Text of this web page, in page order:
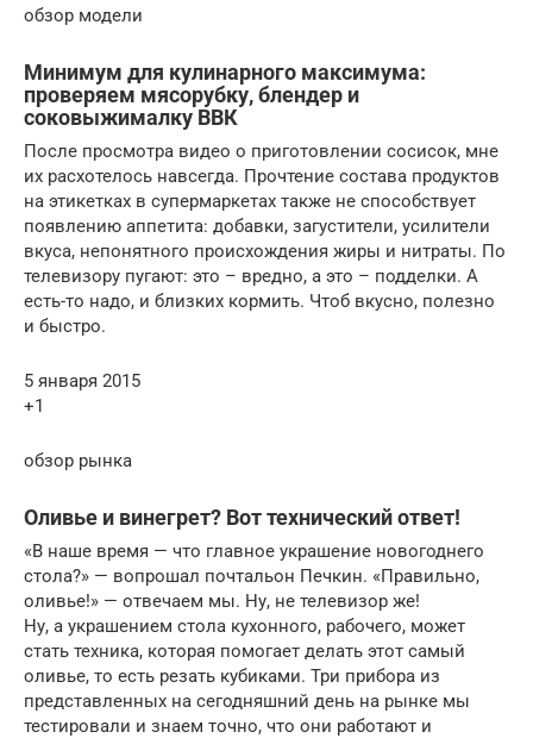
обзор модели
Минимум для кулинарного максимума:
проверяем мясорубку, блендер и
соковыжималку ВВК
После просмотра видео о приготовлении сосисок, мне
их расхотелось навсегда. Прочтение состава продуктов
на этикетках в супермаркетах также не способствует
появлению аппетита: добавки, загустители, усилители
вкуса, непонятного происхождения жиры и нитраты. По
телевизору пугают: это – вредно, а это – подделки. А
есть-то надо, и близких кормить. Чтоб вкусно, полезно
и быстро.
5 января 2015
+1
обзор рынка
Оливье и винегрет? Вот технический ответ!
«В наше время — что главное украшение новогоднего
стола?» — вопрошал почтальон Печкин. «Правильно,
оливье!» — отвечаем мы. Ну, не телевизор же!
Ну, а украшением стола кухонного, рабочего, может
стать техника, которая помогает делать этот самый
оливье, то есть резать кубиками. Три прибора из
представленных на сегодняшний день на рынке мы
тестировали и знаем точно, что они работают и